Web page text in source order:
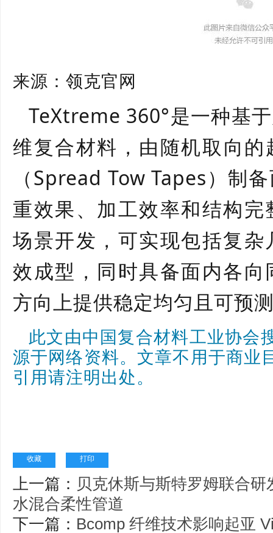
来源：领克官网
TeXtreme 360°是一种基
维复合材料，由随机取向
（Spread Tow Tapes）制
重效果、加工效率和结构
场景开发，可实现包括复
效成型，同时具备面内各
方向上提供稳定均匀且可预
此文由中国复合材料工业协会
源于网络资料。文章不用于商业
引用请注明出处。
收藏 打印
上一篇： 贝克休斯与斯特罗姆联合
水混合柔性管道
下一篇： Bcomp 纤维技术影响起亚